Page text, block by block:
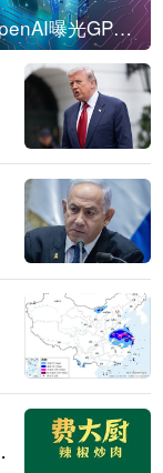
刚刚，OpenAI曝光GPT-6！传10万亿参数，8月强行发布